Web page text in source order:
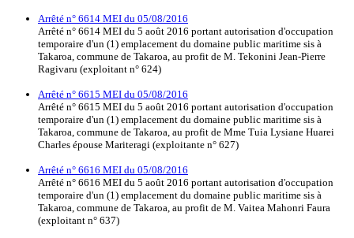
Arrêté n° 6614 MEI du 05/08/2016
Arrêté n° 6614 MEI du 5 août 2016 portant autorisation d'occupation
temporaire d'un (1) emplacement du domaine public maritime sis à
Takaroa, commune de Takaroa, au profit de M. Tekonini Jean-Pierre
Ragivaru (exploitant n° 624)
Arrêté n° 6615 MEI du 05/08/2016
Arrêté n° 6615 MEI du 5 août 2016 portant autorisation d'occupation
temporaire d'un (1) emplacement du domaine public maritime sis à
Takaroa, commune de Takaroa, au profit de Mme Tuia Lysiane Huarei
Charles épouse Mariteragi (exploitante n° 627)
Arrêté n° 6616 MEI du 05/08/2016
Arrêté n° 6616 MEI du 5 août 2016 portant autorisation d'occupation
temporaire d'un (1) emplacement du domaine public maritime sis à
Takaroa, commune de Takaroa, au profit de M. Vaitea Mahonri Faura
(exploitant n° 637)